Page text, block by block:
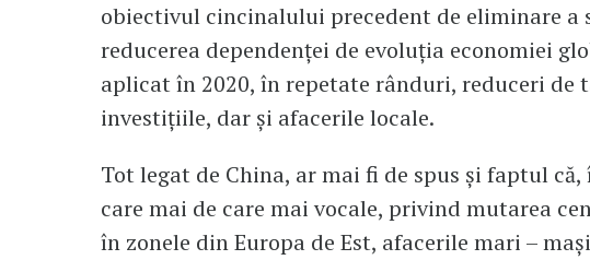
obiectivul cincinalului precedent de eliminare a
reducerea dependenței de evoluția economiei
aplicat în 2020, în repetate rânduri, reduceri de
investițiile, dar și afacerile locale.
Tot legat de China, ar mai fi de spus și faptul
care mai de care mai vocale, privind mutarea
în zonele din Europa de Est, afacerile mari –